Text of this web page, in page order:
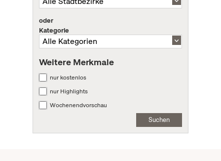
oder
Kategorie
Weitere Merkmale
nur kostenlos
nur Highlights
Wochenendvorschau
Suchen